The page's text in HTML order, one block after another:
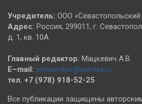
Учредитель: ООО
Адрес: Россия, 299011, г.
д. 1, кв. 10А
Главный редактор: Мацкевич А.В.
E–mail: pressevkor@yandex.ru
тел. +7 (978) 918-52-25
Все публикации защищены